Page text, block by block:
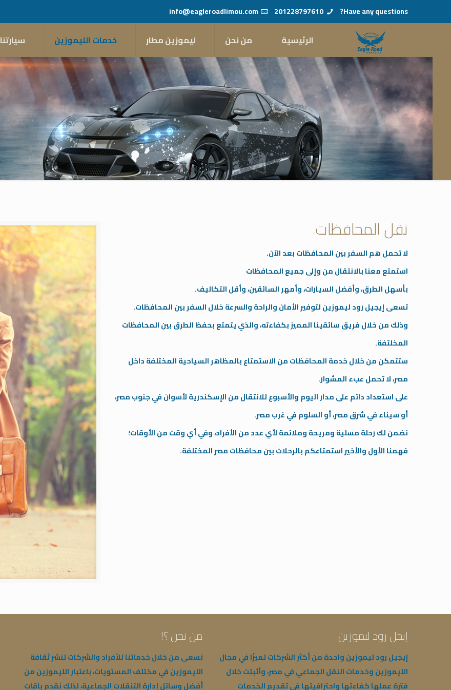
Have any questions?
201228797610
info@eagleroadlimou.com
الرئيسية من نحن ليموزين مطار خدمات الليموزين سيارتنا
نقل المحافظات
لا تحمل هم السفر بين المحافظات بعد الآن.
استمتع معنا بالانتقال من وإلى جميع المحافظات
بأسهل الطرق، وأفضل السيارات، وأمهر السائقين، وأقل التكاليف.
تسعى إيجيل رود ليموزين لتوفير الأمان والراحة والسرعة خلال السفر بين المحافظات.
وذلك من خلال فريق سائقينا المميز بكفاءته، والذي يتمتع بحفظ الطرق بين المحافظات
المخلتفة.
ستتمكن من خلال خدمة المحافظات من الاستمتاع بالمظاهر السياحية المختلفة داخل
مصر، لا تحمل عبء المشوار.
على استعداد دائم على مدار اليوم والأسبوع للانتقال من الإسكندرية لأسوان في جنوب مصر،
أو سيناء في شرق مصر، أو السلوم في غرب مصر.
نضمن لك رحلة مسلية ومريحة وملائمة لأي عدد من الأفراد، وفي أي وقت من الأوقات؛
فهمنا الأول والأخير استمتاعكم بالرحلات بين محافظات مصر المختلفة.
إيجل رود ليموزين
إيجيل رود ليموزين واحدة من أكثر الشركات تميزًا في مجال
الليموزين وخدمات النقل الجماعي في مصر، وأثبتت خلال
فترة عملها كفاءتها واحترافيتها في تقديم الخدمات
من نحن ؟!
نسعى من خلال خدماتنا للأفراد والشركات لنشر ثقافة
الليموزين في مختلف المستويات، باعتبار الليموزين من
أفضل وسائل إدارة التنقلات الجماعية، لذلك نقدم باقات